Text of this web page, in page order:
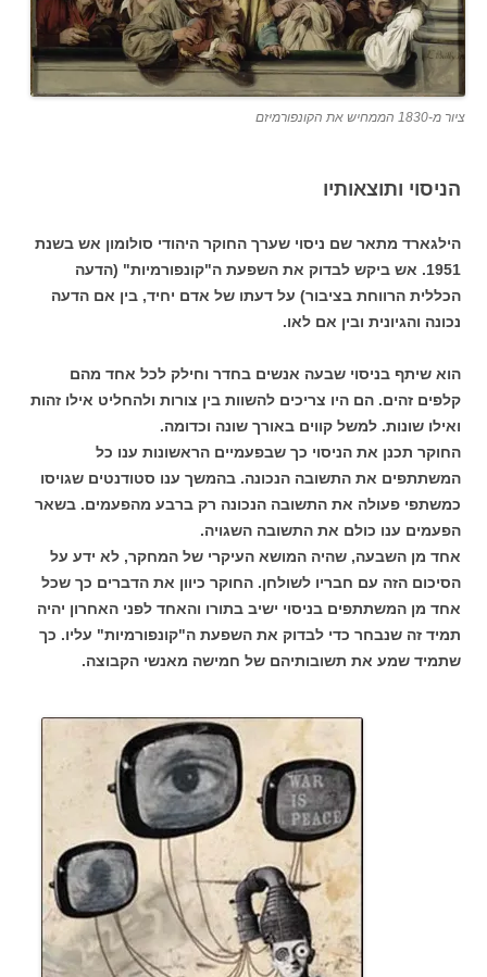
ציור מ-1830 הממחיש את הקונפורמיזם
הניסוי ותוצאותיו
הילגארד מתאר שם ניסוי שערך החוקר היהודי סולומון אש בשנת
1951. אש ביקש לבדוק את השפעת ה"קונפורמיות" (הדעה
הכללית הרווחת בציבור) על דעתו של אדם יחיד, בין אם הדעה
נכונה והגיונית ובין אם לאו.
הוא שיתף בניסוי שבעה אנשים בחדר וחילק לכל אחד מהם
קלפים זהים. הם היו צריכים להשוות בין צורות ולהחליט אילו זהות
ואילו שונות. למשל קווים באורך שונה וכדומה.
החוקר תכנן את הניסוי כך שבפעמיים הראשונות ענו כל
המשתתפים את התשובה הנכונה. בהמשך ענו סטודנטים שגויסו
כמשתפי פעולה את התשובה הנכונה רק ברבע מהפעמים. בשאר
הפעמים ענו כולם את התשובה השגויה.
אחד מן השבעה, שהיה המושא העיקרי של המחקר, לא ידע על
הסיכום הזה עם חבריו לשולחן. החוקר כיוון את הדברים כך שכל
אחד מן המשתתפים בניסוי ישיב בתורו והאחד לפני האחרון יהיה
תמיד זה שנבחר כדי לבדוק את השפעת ה"קונפורמיות" עליו. כך
שתמיד שמע את תשובותיהם של חמישה מאנשי הקבוצה.